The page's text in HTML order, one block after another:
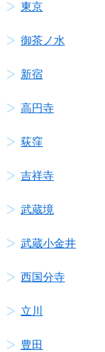
東京
御茶ノ水
新宿
高円寺
荻窪
吉祥寺
武蔵境
武蔵小金井
西国分寺
立川
豊田